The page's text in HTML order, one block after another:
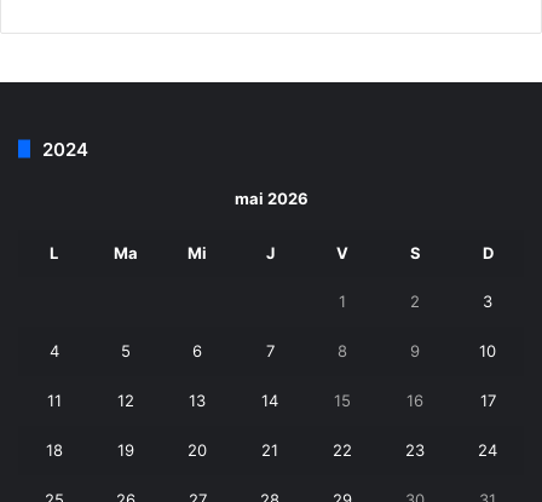
2024
mai 2026
L Ma Mi J V S D
1 2 3
4 5 6 7 8 9 10
11 12 13 14 15 16 17
18 19 20 21 22 23 24